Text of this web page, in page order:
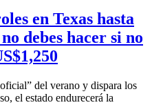
en Texas hasta
debes hacer si no
del verano y dispara los
el estado endurecerá la